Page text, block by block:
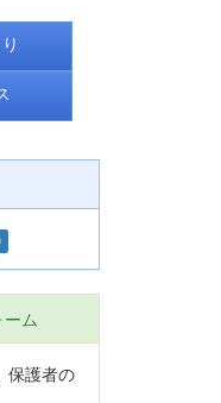
ム
保護者の